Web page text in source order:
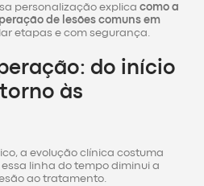
personalização explica como a
de lesões comuns em
etapas e com segurança.
do início
às
a evolução clínica costuma
linha do tempo diminui a
ao tratamento.